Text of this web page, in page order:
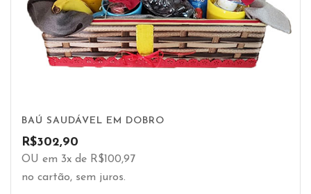
BAÚ SAUDÁVEL EM DOBRO
R$302,90
OU em 3x de R$100,97
no cartão, sem juros.